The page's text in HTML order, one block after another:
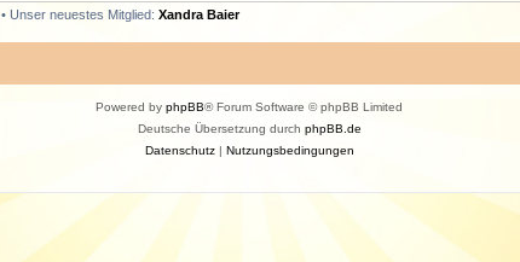
• Unser neuestes Mitglied: Xandra Baier
Powered by phpBB® Forum Software © phpBB Limited
Deutsche Übersetzung durch phpBB.de
Datenschutz| Nutzungsbedingungen